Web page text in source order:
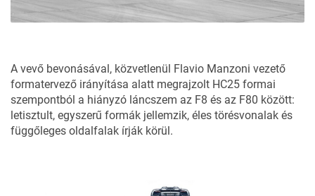
A vevő bevonásával, közvetlenül Flavio Manzoni vezető
formatervező irányítása alatt megrajzolt HC25 formai
szempontból a hiányzó láncszem az F8 és az F80 között:
letisztult, egyszerű formák jellemzik, éles törésvonalak és
függőleges oldalfalak írják körül.